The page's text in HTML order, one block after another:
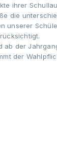
ihrer
die
unserer
ab der
der